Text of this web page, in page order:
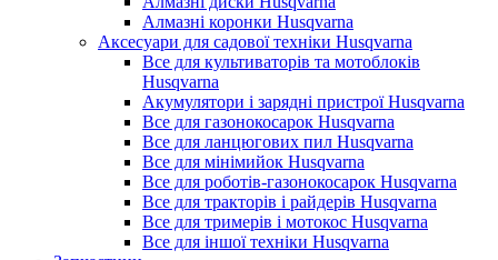
Алмазні коронки Husqvarna
Аксесуари для садової техніки Husqvarna
Все для культиваторів та мотоблоків
Husqvarna
Акумулятори і зарядні пристрої Husqvarna
Все для газонокосарок Husqvarna
Все для ланцюгових пил Husqvarna
Все для мінімийок Husqvarna
Все для роботів-газонокосарок Husqvarna
Все для тракторів і райдерів Husqvarna
Все для тримерів і мотокос Husqvarna
Все для іншої техніки Husqvarna